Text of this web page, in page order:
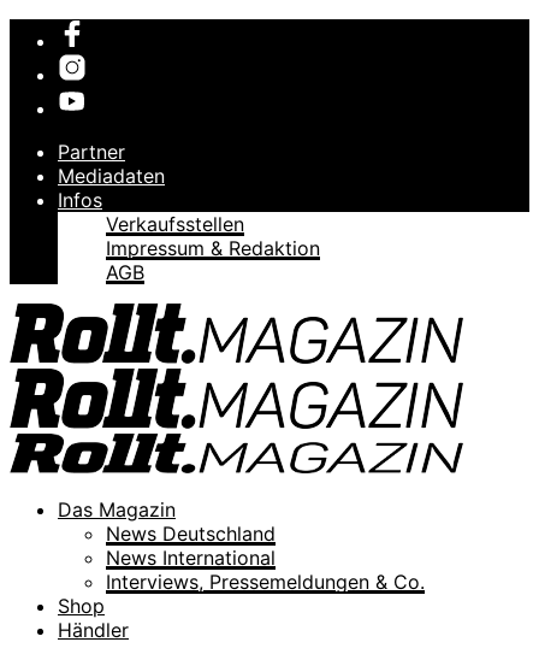
Partner
Mediadaten
Infos
Verkaufsstellen
Impressum & Redaktion
AGB
Das Magazin
News Deutschland
News International
Interviews, Pressemeldungen & Co.
Shop
Händler